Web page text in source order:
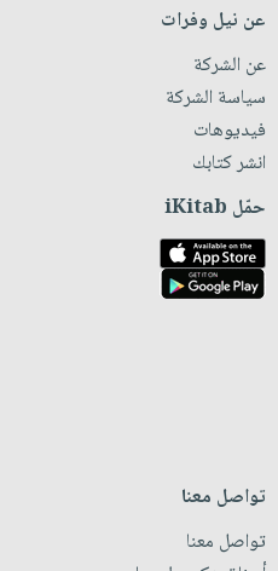
عن نيل وفرات
عن الشركة
سياسة الشركة
فيديوهات
انشر كتابك
حمّل iKitab
تواصل معنا
تواصل معنا